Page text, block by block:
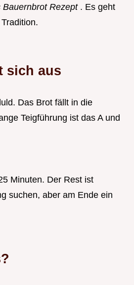
Bauernbrot Rezept . Es geht
sich aus
Das Brot fällt in die
Teigführung ist das A und
Minuten. Der Rest ist
suchen, aber am Ende ein